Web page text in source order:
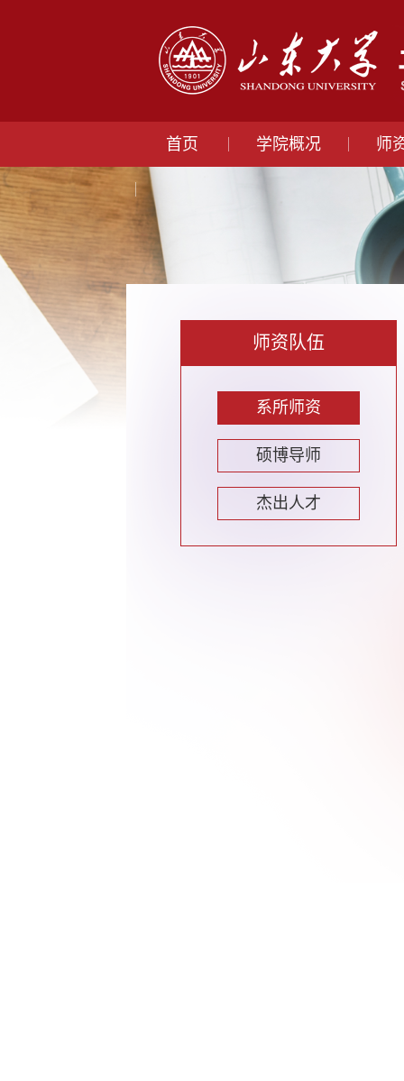
首页 学院概况 师
师资队伍
系所师资
硕博导师
杰出人才